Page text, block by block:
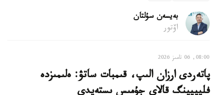
بەيسەن سۇلتان
اۆتور
08:00, 06 تامىز 2026
پاتەردى ارزان الىپ، قىمبات ساتۋ: ەلىمىزدە